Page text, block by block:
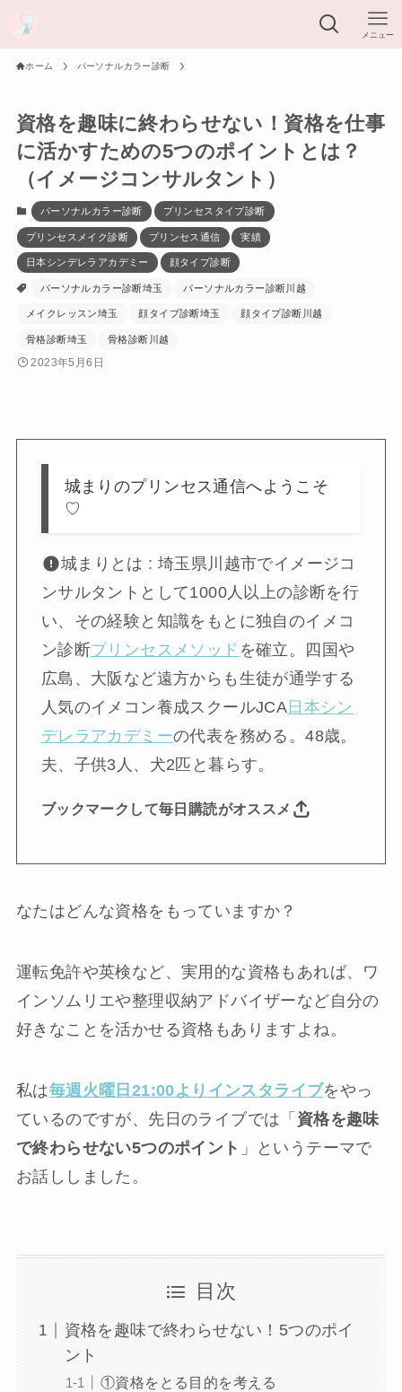
メニュー
ホーム パーソナルカラー診断
資格を趣味に終わらせない！資格を仕事
に活かすための5つのポイントとは？
（イメージコンサルタント）
パーソナルカラー診断 プリンセスタイプ診断
プリンセスメイク診断 プリンセス通信 実績
日本シンデレラアカデミー 顔タイプ診断
パーソナルカラー診断埼玉 パーソナルカラー診断川越
メイクレッスン埼玉 顔タイプ診断埼玉 顔タイプ診断川越
骨格診断埼玉 骨格診断川越
2023年5月6日
城まりのプリンセス通信へようこそ
♡
城まりとは : 埼玉県川越市でイメージコ
ンサルタントとして1000人以上の診断を行
い、その経験と知識をもとに独自のイメコ
ン診断プリンセスメソッド を確立。四国や
広島、大阪など遠方からも生徒が通学する
人気のイメコン養成スクールJCA日本シン
デレラアカデミーの代表を務める。48歳。
夫、子供3人、犬2匹と暮らす。
ブックマークして毎日購読がオススメ
なたはどんな資格をもっていますか？
運転免許や英検など、実用的な資格もあれば、ワ
インソムリエや整理収納アドバイザーなど自分の
好きなことを活かせる資格もありますよね。
私は毎週火曜日21:00よりインスタライブをやっ
ているのですが、先日のライブでは「 資格を趣味
で終わらせない5つのポイント 」というテーマで
お話ししました。
目次
資格を趣味で終わらせない！5つのポイ
ント
①資格をとる目的を考える